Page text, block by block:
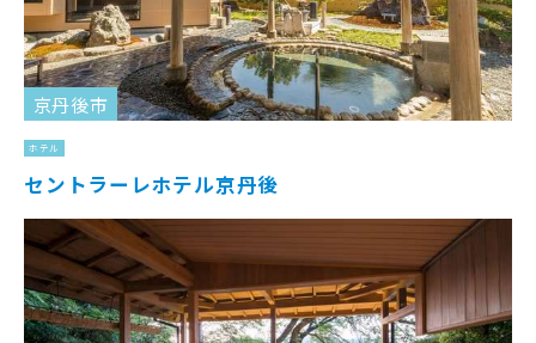
京丹後市
ホテル
セントラーレホテル京丹後